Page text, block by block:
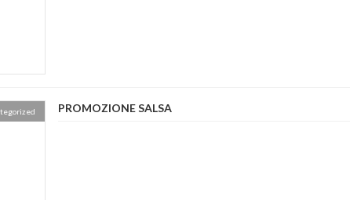
PROMOZIONE SALSA